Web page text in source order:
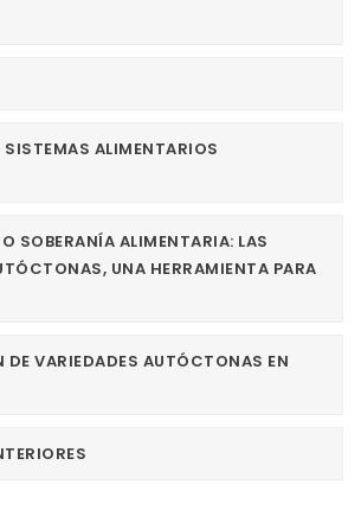
ALIMENTARIOS
SOBERANÍA ALIMENTARIA: LAS
UNA HERRAMIENTA PARA
DE VARIEDADES AUTÓCTONAS EN